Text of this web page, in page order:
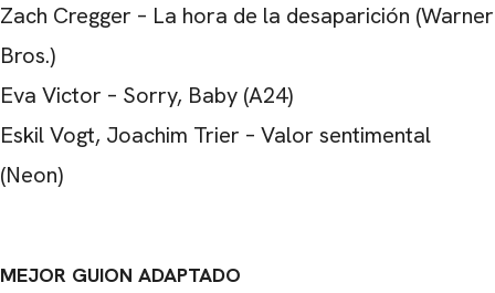
Zach Cregger – La hora de la desaparición (Warner
Bros.)
Eva Victor – Sorry, Baby (A24)
Eskil Vogt, Joachim Trier – Valor sentimental
(Neon)
MEJOR GUION ADAPTADO